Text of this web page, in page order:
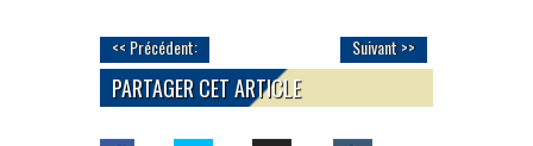
<< Précédent: Suivant >>
PARTAGER CET ARTICLE